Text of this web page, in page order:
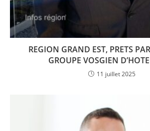
REGION GRAND EST, PRETS
GROUPE VOSGIEN
11 juillet 2025